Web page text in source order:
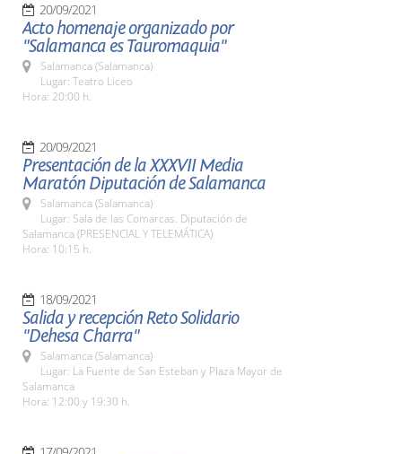
20/09/2021
Acto homenaje organizado por
"Salamanca es Tauromaquia"
Salamanca (Salamanca)
Lugar: Teatro Liceo
Hora: 20:00 h.
20/09/2021
Presentación de la XXXVII Media
Maratón Diputación de Salamanca
Salamanca (Salamanca)
Lugar: Sala de las Comarcas. Diputación de
Salamanca (PRESENCIAL Y TELEMÁTICA)
Hora: 10:15 h.
18/09/2021
Salida y recepción Reto Solidario
"Dehesa Charra"
Salamanca (Salamanca)
Lugar: La Fuente de San Esteban y Plaza Mayor de
Salamanca
Hora: 12:00 y 19:30 h.